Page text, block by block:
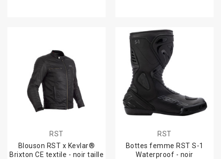
RST
Blouson RST x Kevlar®
Brixton CE textile - noir taille
RST
Bottes femme RST S-1
Waterproof - noir